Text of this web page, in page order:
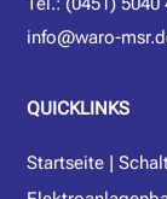
info@waro-
QUICKLINKS
Startseite |